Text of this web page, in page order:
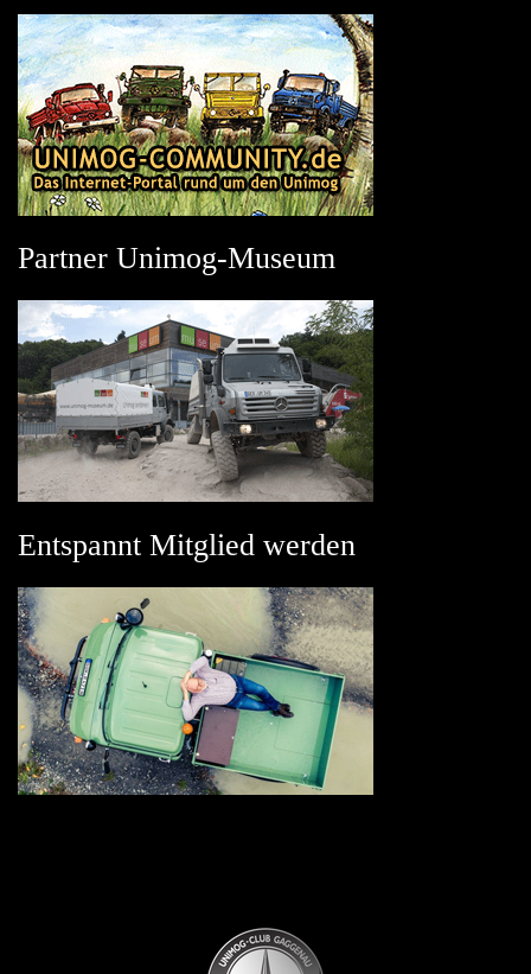
Partner Unimog-Museum
Entspannt Mitglied werden